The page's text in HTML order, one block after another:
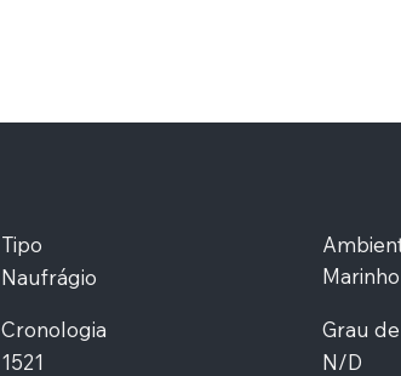
Tipo
Naufrágio
Cronologia
1521
Marinho
Grau
N/D